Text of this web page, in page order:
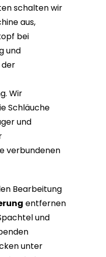
schalten wir
aus,
bei
und
Wir
Schläuche
und
verbundenen
Bearbeitung
entfernen
und
unter